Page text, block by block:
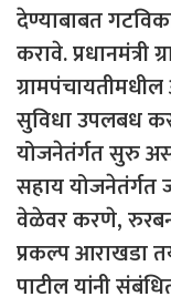
देण्याबाबत
करावे.
सुविधा उपलबध
योजनेतंर्गत सुरु
सहाय योजनेतंर्गत
वेळेवर करणे,
प्रकल्प आराखडा
पाटील यांनी